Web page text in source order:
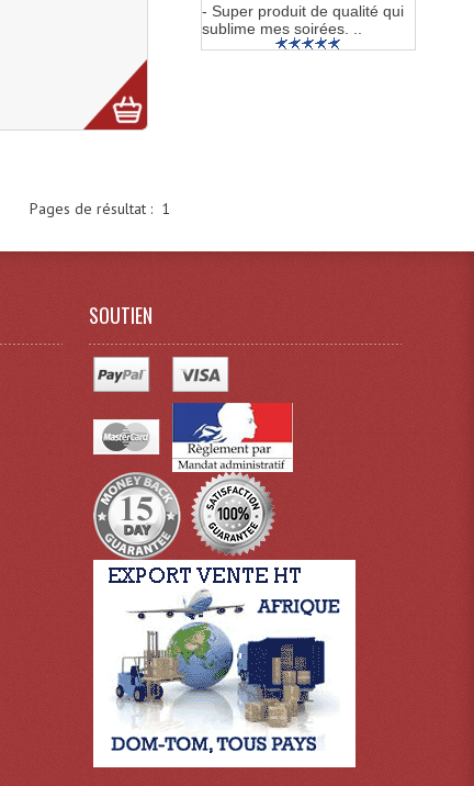
Pages de résultat : 1
- Super produit de qualité qui
sublime mes soirées. ..
SOUTIEN